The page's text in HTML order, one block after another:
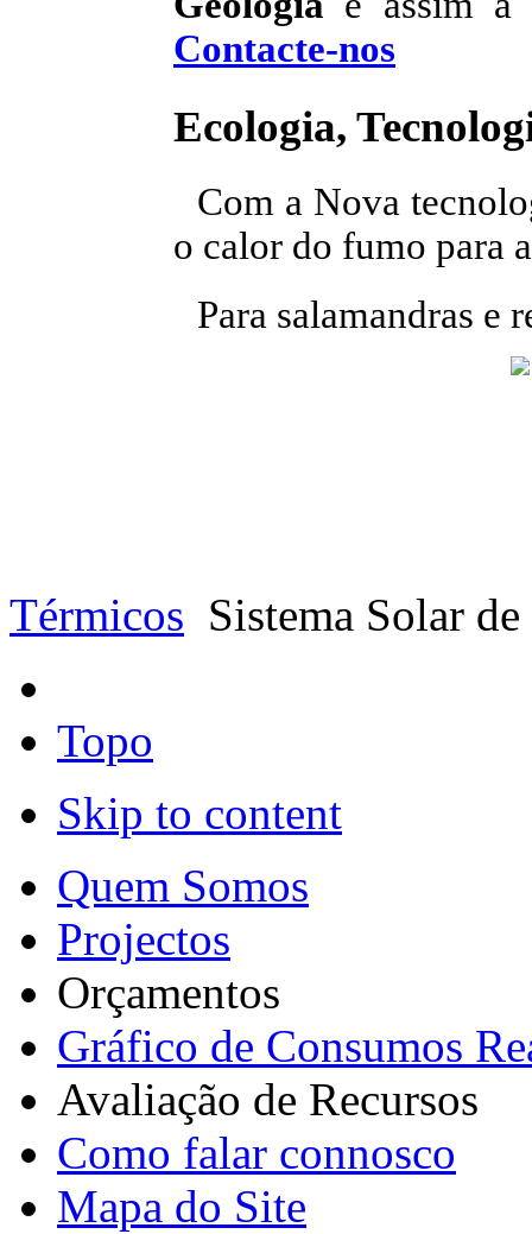
Contacte-nos
Ecologia,
Com a Nova
o calor do fumo para
Para salamandras e
Térmicos Sistema Solar
Topo
Skip to content
Quem Somos
Projectos
Orçamentos
Gráfico de Consumos
Avaliação de Recursos
Como falar connosco
Mapa do Site